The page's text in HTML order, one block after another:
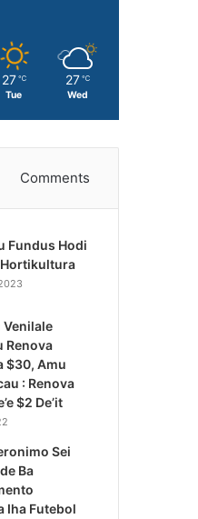
27 ℃
Tue
27 ℃
Wed
Comments
Fundus Hodi
Venilale
Renova
$30, Amu
: Renova
$2 De’it
Sei
Ba
Iha Futebol